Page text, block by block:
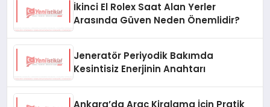
İkinci El Rolex Saat Alan Yerler
Arasında Güven Neden Önemlidir?
Jeneratör Periyodik Bakımda
Kesintisiz Enerjinin Anahtarı
Ankara’da Araç Kiralama İçin Pratik